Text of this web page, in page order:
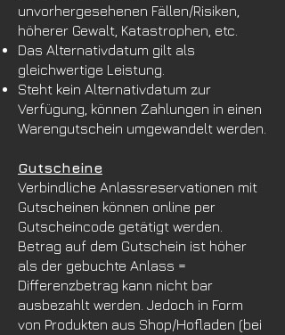
unvorhergesehenen Fällen/Risiken,
höherer Gewalt, Katastrophen, etc.
Das Alternativdatum gilt als
gleichwertige Leistung.
Steht kein Alternativdatum zur
Verfügung, können Zahlungen in einen
Warengutschein umgewandelt werden.
Gutscheine
Verbindliche Anlassreservationen mit
Gutscheinen können online per
Gutscheincode getätigt werden.
Betrag auf dem Gutschein ist höher
als der gebuchte Anlass =
Differenzbetrag kann nicht bar
ausbezahlt werden. Jedoch in Form
von Produkten aus Shop/Hofladen (bei